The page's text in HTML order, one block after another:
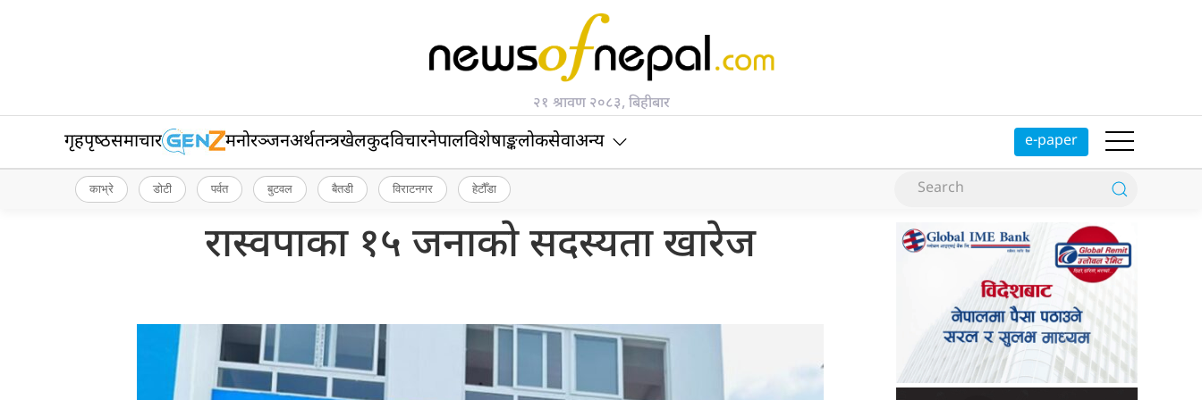
२१ श्रावण २०८३, बिहीबार
गृहपृष्‍ठसमाचार मनोरञ्जनअर्थतन्त्रखेलकुदविचारनेपालविशेषाङ्कलोकसेवाअन्य e-paper
काभ्रे डोटी पर्वत बुटवल बैतडी विराटनगर हेटौँडा
रास्वपाका १५ जनाको सदस्यता खारेज